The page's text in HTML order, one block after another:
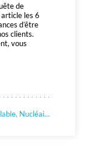
de
les 6
d’être
clients.
vous
Consultants, Pétrole & Gaz, Renouvelable, Nucléaire, Corporate